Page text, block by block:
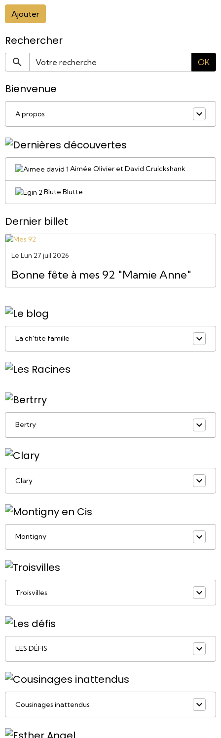
Ajouter
Rechercher
OK
Bienvenue
A propos
Aimée Olivier et David Cruickshank
Blute Blutte
Dernier billet
Le Lun 27 juil 2026
Bonne fête à mes 92 "Mamie Anne"
La ch'tite famille
Bertry
Clary
Montigny
Troisvilles
LES DÉFIS
Cousinages inattendus